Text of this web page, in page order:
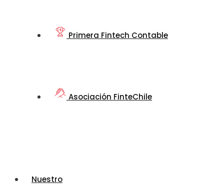
Primera Fintech Contable
Asociación FinteChile
Nuestro